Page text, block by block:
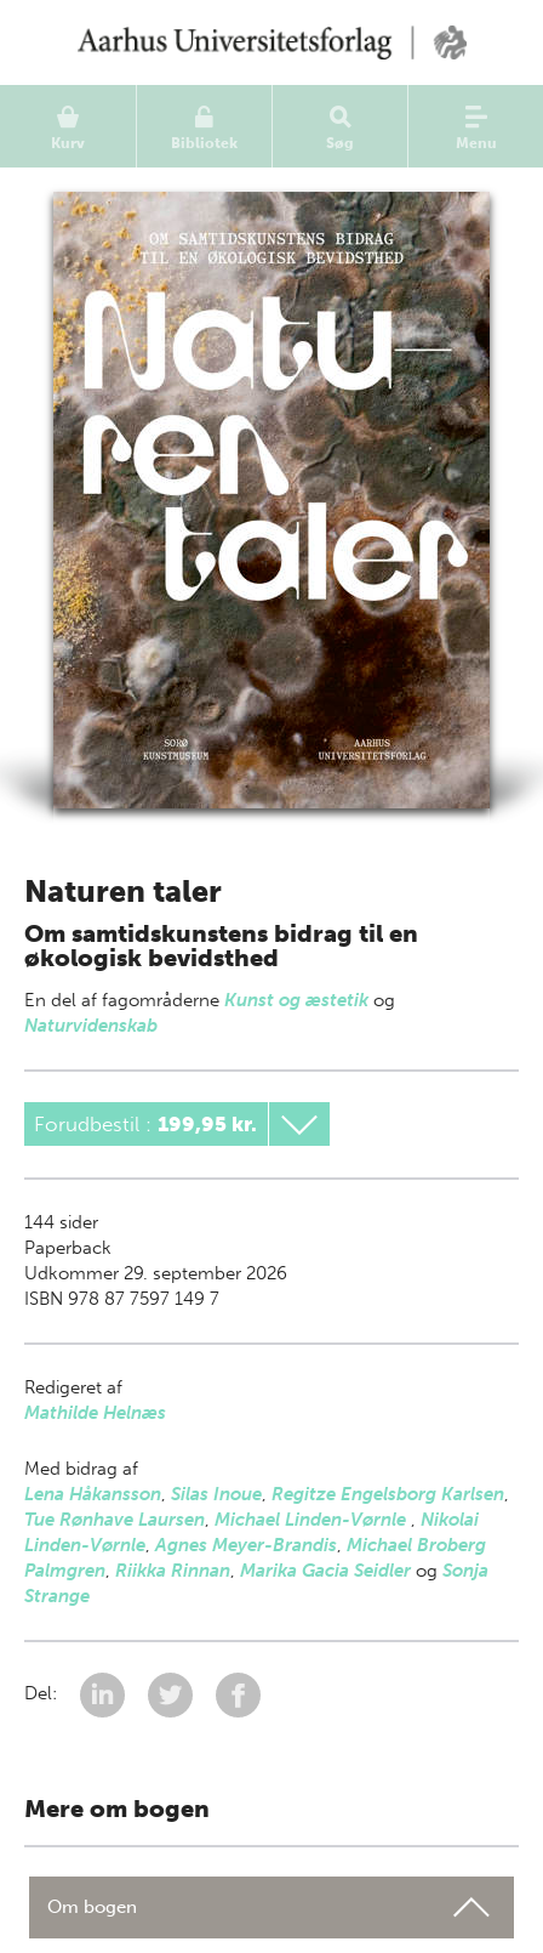
Kurv Bibliotek Søg Menu
Naturen taler
Om samtidskunstens bidrag til en
økologisk bevidsthed
En del af fagområderne Kunst og æstetikog
Naturvidenskab
Forudbestil : 199,95 kr.
144 sider
Paperback
Udkommer 29. september 2026
ISBN 978 87 7597 149 7
Redigeret af
Mathilde Helnæs
Med bidrag af
Lena Håkansson, Silas Inoue, Regitze Engelsborg Karlsen,
Tue Rønhave Laursen, Michael Linden-Vørnle , Nikolai
Linden-Vørnle,Agnes Meyer-Brandis, Michael Broberg
Palmgren, Riikka Rinnan, Marika Gacia Seidlerog Sonja
Strange
Del:
Mere om bogen
Om bogen